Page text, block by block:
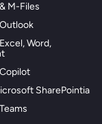
M-Files
Word,
SharePointia